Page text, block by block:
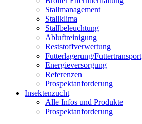
Stallmanagement
Stallklima
Stallbeleuchtung
Abluftreinigung
Reststoffverwertung
Futterlagerung/Futtertransport
Energieversorgung
Referenzen
Prospektanforderung
Insektenzucht
Alle Infos und Produkte
Prospektanforderung